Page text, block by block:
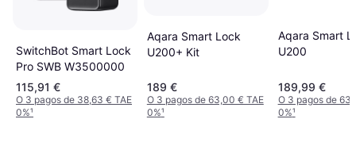
SwitchBot Smart Lock
Pro SWB W3500000
115,91 €
O 3 pagos de 38,63 € TAE
0%¹
Aqara Smart Lock
U200+ Kit
189 €
O 3 pagos de 63,00 € TAE
0%¹
Aqara Smart
U200
189,99 €
O 3 pagos de
0%¹